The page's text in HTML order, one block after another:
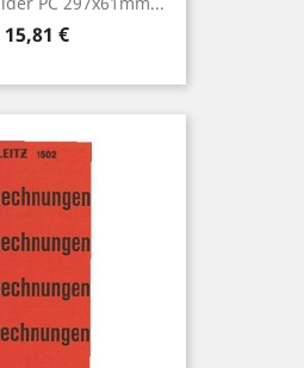
Preis
15,81 €